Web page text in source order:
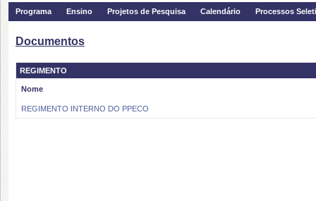
Programa Ensino Projetos de Pesquisa Calendário Processos
Documentos
REGIMENTO
Nome
REGIMENTO INTERNO DO PPECO